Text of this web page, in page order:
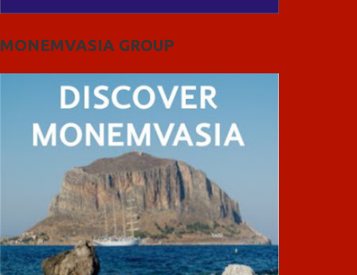
MONEMVASIA GROUP